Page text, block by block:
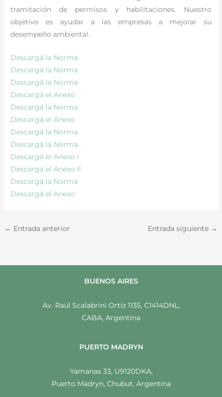
tramitación de permisos y habilitaciones. Nuestro
objetivo es ayudar a las empresas a mejorar su
desempeño ambiental.
Descargá la Norma
Descargá la Norma
Descargá la Norma
Descargá el Anexo
Descargá la Norma
Descargá el Anexo
Descargá la Norma
Descargá la Norma
Descargá el Anexo I
Descargá el Anexo II
Descargá la Norma
Descargá el Anexo
← Entrada anterior Entrada siguiente →
BUENOS AIRES
Av. Raúl Scalabrini Ortíz 1135, C1414DNL,
CABA, Argentina
PUERTO MADRYN
Yamanas 33, U9120DKA,
Puerto Madryn, Chubut, Argentina